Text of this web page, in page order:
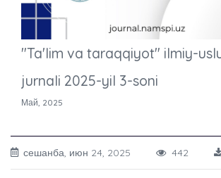
"Ta'lim va taraqqiyot" ilmiy-
jurnali 2025-yil 3-soni
Май, 2025
сешанба, июн 24, 2025 442